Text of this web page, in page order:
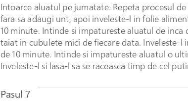
Intoarce aluatul pe jumatate. Repeta procesul
fara sa adaugi unt, apoi inveleste-l in folie
10 minute. Intinde si impatureste aluatul de
taiat in cubulete mici de fiecare data. Inveleste-l
de 10 minute. Intinde si impatureste aluatul o
Inveleste-l si lasa-l sa se raceasca timp de cel
Pasul 7